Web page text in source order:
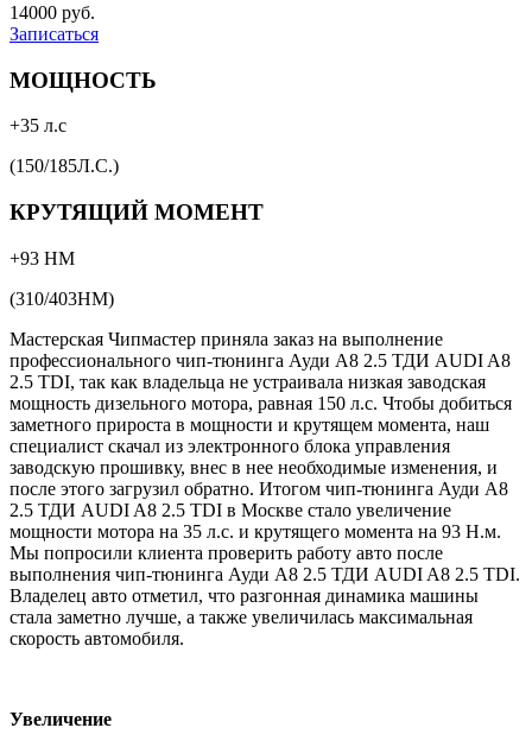
14000 руб.
Записаться
МОЩНОСТЬ
+35 л.с
(150/185Л.С.)
КРУТЯЩИЙ МОМЕНТ
+93 НМ
(310/403НМ)
Мастерская Чипмастер приняла заказ на выполнение
профессионального чип-тюнинга Ауди А8 2.5 ТДИ AUDI A8
2.5 TDI, так как владельца не устраивала низкая заводская
мощность дизельного мотора, равная 150 л.с. Чтобы добиться
заметного прироста в мощности и крутящем момента, наш
специалист скачал из электронного блока управления
заводскую прошивку, внес в нее необходимые изменения, и
после этого загрузил обратно. Итогом чип-тюнинга Ауди А8
2.5 ТДИ AUDI A8 2.5 TDI в Москве стало увеличение
мощности мотора на 35 л.с. и крутящего момента на 93 Н.м.
Мы попросили клиента проверить работу авто после
выполнения чип-тюнинга Ауди А8 2.5 ТДИ AUDI A8 2.5 TDI.
Владелец авто отметил, что разгонная динамика машины
стала заметно лучше, а также увеличилась максимальная
скорость автомобиля.
Увеличение